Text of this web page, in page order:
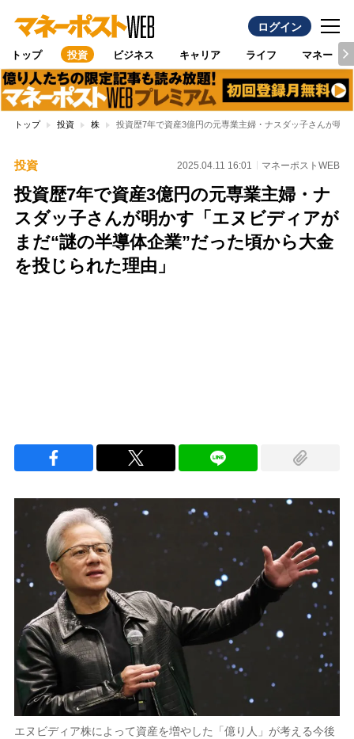
ログイン
トップ 投資 ビジネス キャリア ライフ マネー
トップ 投資 株 投資歴7年で資産3億円の元専業主婦・ナスダッ子さんが明
投資 2025.04.11 16:01 マネーポストWEB
投資歴7年で資産3億円の元専業主婦・ナ
スダッ子さんが明かす「エヌビディアが
まだ“謎の半導体企業”だった頃から大金
を投じられた理由」
エヌビディア株によって資産を増やした「億り人」が考える今後